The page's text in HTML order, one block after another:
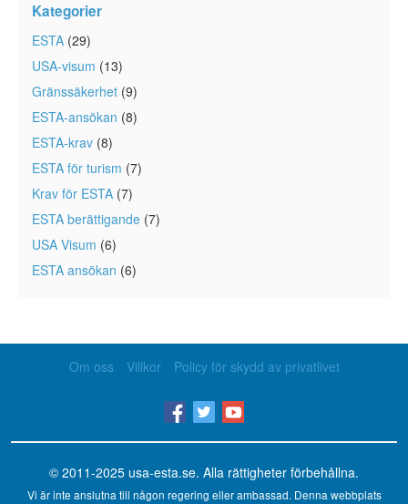
Kategorier
ESTA (29)
USA-visum (13)
Gränssäkerhet (9)
ESTA-ansökan (8)
ESTA-krav (8)
ESTA för turism (7)
Krav för ESTA (7)
ESTA berättigande (7)
USA Visum (6)
ESTA ansökan (6)
Om oss Villkor Policy för skydd av privatlivet
© 2011-2025 usa-esta.se. Alla rättigheter förbehållna.
Vi är inte anslutna till någon regering eller ambassad. Denna webbplats